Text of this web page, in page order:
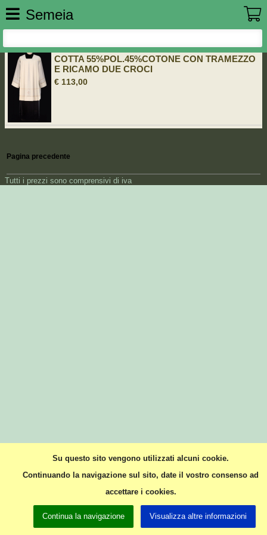
Su questo sito vengono utilizzati alcuni cookie.
Continuando la navigazione sul sito, date il vostro consenso ad
accettare i cookies.
Continua la navigazione Visualizza altre informazioni
Semeia
COTTA 55%POL.45%COTONE CON TRAMEZZO
E RICAMO DUE CROCI
€ 113,00
Pagina precedente
Tutti i prezzi sono comprensivi di iva